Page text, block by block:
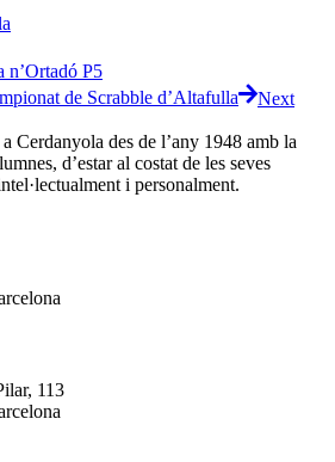
n’Ortadó P5
de Scrabble d’Altafulla Next
Cerdanyola des de l’any 1948 amb la
d’estar al costat de les seves
i personalment.
113